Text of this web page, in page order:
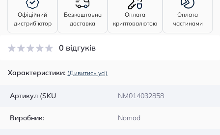
Офіційний
дистриб’ютор
Безкоштовна
доставка
Оплата
криптовалютою
Оплата
частинами
0 відгуків
Характеристики: (Дивитись усі)
Артикул (SKU NM014032858
Виробник: Nomad